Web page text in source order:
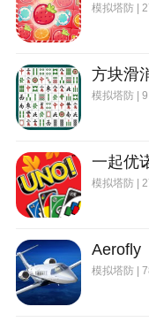
模拟塔防 |
方块滑
模拟塔防 |
一起优
模拟塔防 |
Aerofly
模拟塔防 |